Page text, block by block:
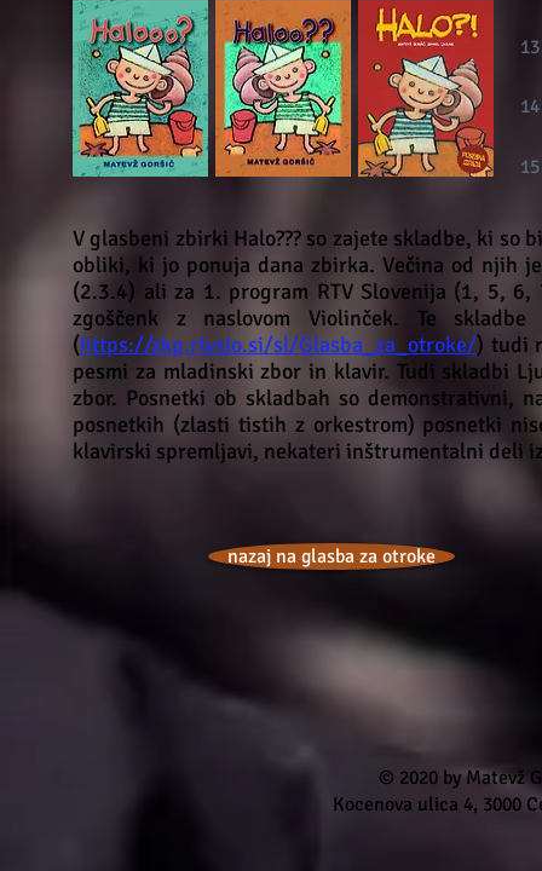
V glasbeni zbirki Halo??? so zajete skladbe, ki so
obliki, ki jo ponuja dana zbirka. Večina od njih
(2.3.4) ali za 1. program RTV Slovenija (1, 5,
zgoščenk z naslovom Violinček. Te
(https://zkp.rtvslo.si/sl/Glasba_za_otroke/) tudi
pesmi za mladinski zbor in klavir. Tudi skladbi
zbor. Posnetki ob skladbah so demonstrativni,
posnetkih (zlasti tistih z orkestrom) posnetki
klavirski spremljavi, nekateri inštrumentalni deli
nazaj na glasba za otroke
© 2020 by Matevž
Kocenova ulica 4, 3000